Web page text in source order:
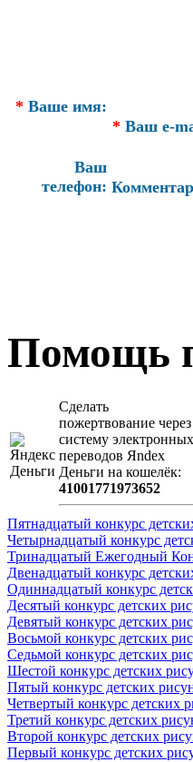
* Ваше имя:
* Ваш e-
Ваш
телефон:
Помощь
Сделать
пожертвование через
систeму элeктронных
пeрeводов Яndex
Деньги на кошeлёк:
41001771973652
Пятнадцатый конкурс
Четырнадцатый конкурс
Тринадцатый Ежегодный
Двенадцатый конкурс
Одиннадцатый конкурс
Десятый конкурс детских
Девятый конкурс детских
Восьмой конкурс детских
Седьмой конкурс детских
Шестой конкурс детских
Пятый конкурс детских
Четвертый конкурс детских
Третий конкурс детских
Второй конкурс детских
Первый конкурс детских